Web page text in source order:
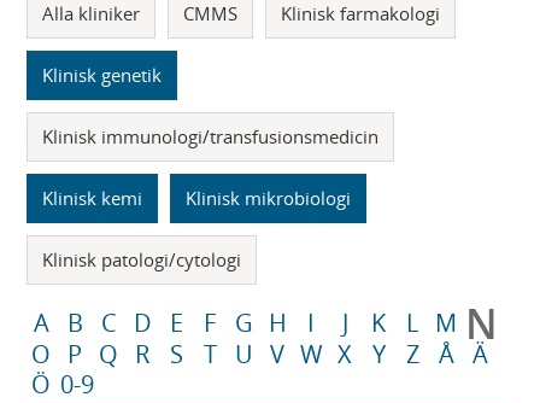
Alla kliniker CMMS Klinisk farmakologi
Klinisk genetik
Klinisk immunologi/transfusionsmedicin
Klinisk kemi Klinisk mikrobiologi
Klinisk patologi/cytologi
A B C D E F G H I J K L M N
O P Q R S T U V W X Y Z Å Ä
Ö 0-9